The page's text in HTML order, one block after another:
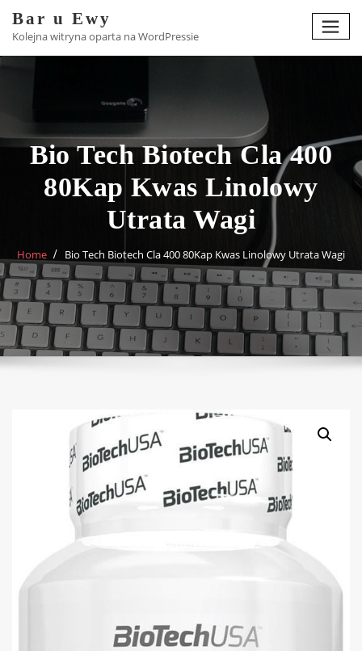
content
Bar u Ewy
Kolejna witryna oparta na WordPressie
Bio Tech Biotech Cla 400
80Kap Kwas Linolowy
Utrata Wagi
Home Bio Tech Biotech Cla 400 80Kap Kwas Linolowy Utrata Wagi